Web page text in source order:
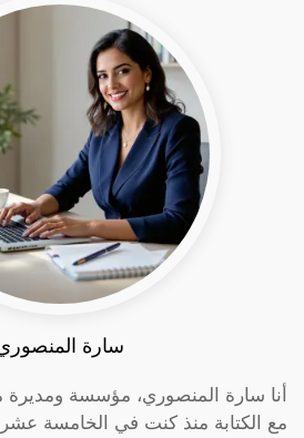
سارة
أنا سارة المنصوري، مؤسسة ومديرة
مع الكتابة منذ كنت في الخامسة